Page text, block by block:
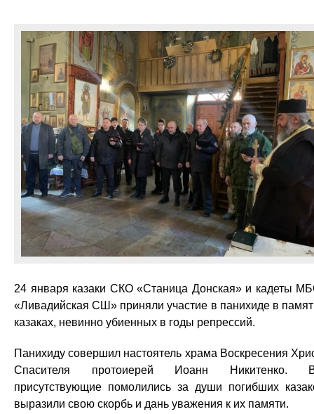
24 января казаки СКО «Станица Донская» и кадеты
«Ливадийская СШ» приняли участие в панихиде в
казаках, невинно убиенных в годы репрессий.
Панихиду совершил настоятель храма Воскресения
Спасителя протоиерей Иоанн Никитенко.
присутствующие помолились за души погибших
выразили свою скорбь и дань уважения к их памяти.